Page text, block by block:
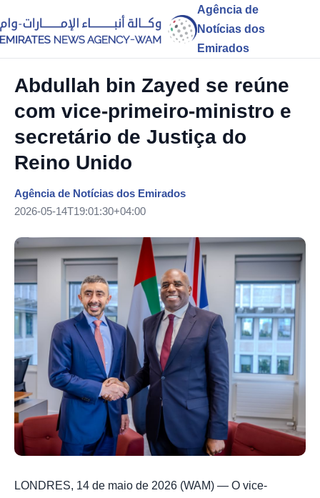
Agência de
Notícias dos
Emirados
Abdullah bin Zayed se reúne
com vice-primeiro-ministro e
secretário de Justiça do
Reino Unido
Agência de Notícias dos Emirados
2026-05-14T19:01:30+04:00
LONDRES, 14 de maio de 2026 (WAM) — O vice-